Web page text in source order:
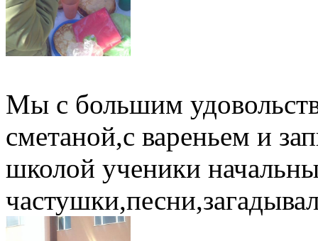
Мы с большим
сметаной,с вареньем и
школой ученики